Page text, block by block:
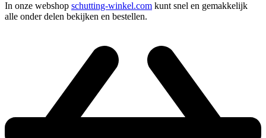
In onze webshop schutting-winkel.com kunt snel en gemakkelijk
alle onder delen bekijken en bestellen.